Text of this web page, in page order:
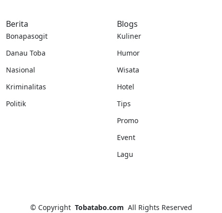
Berita
Bonapasogit
Danau Toba
Nasional
Kriminalitas
Politik
Blogs
Kuliner
Humor
Wisata
Hotel
Tips
Promo
Event
Lagu
© Copyright Tobatabo.com All Rights Reserved